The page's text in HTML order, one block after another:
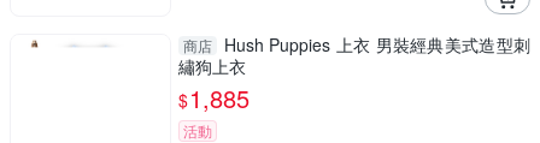
商店
Hush Puppies 上衣 男裝經典美式造型刺
繡狗上衣
$1,885
活動